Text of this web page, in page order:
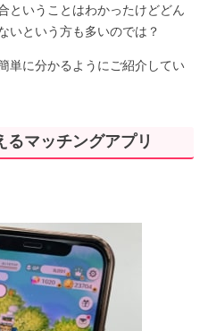
ということはわかったけどどん
いという方も多いのでは？
単に分かるようにご紹介してい
マッチングアプリ